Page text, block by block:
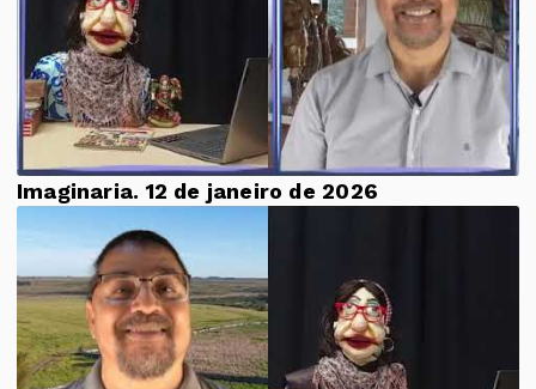
Imaginaria. 12 de janeiro de 2026